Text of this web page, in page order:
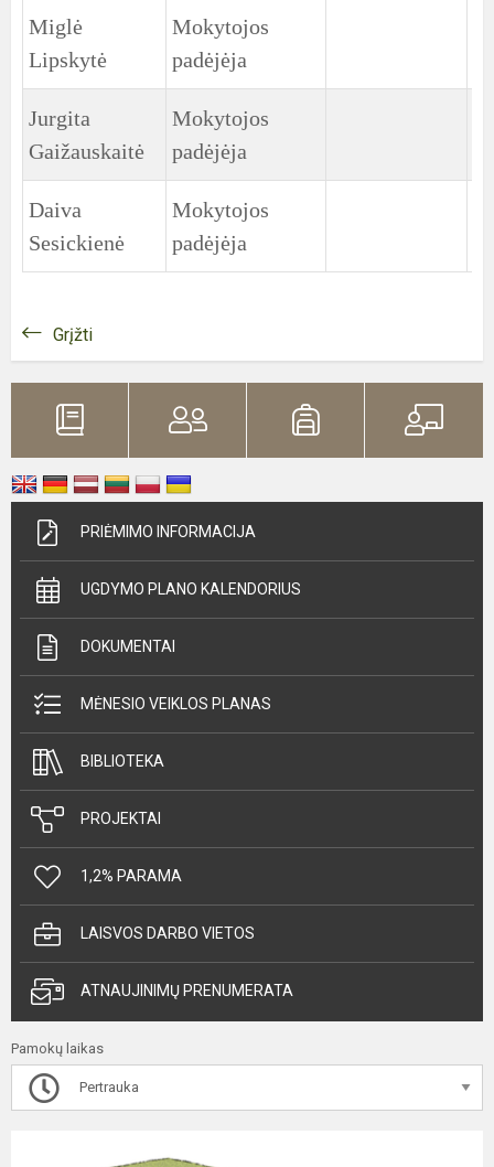
Miglė
Lipskytė
Mokytojos
padėjėja
Jurgita
Gaižauskaitė
Mokytojos
padėjėja
Daiva
Sesickienė
Mokytojos
padėjėja
Grįžti
PRIĖMIMO INFORMACIJA
UGDYMO PLANO KALENDORIUS
DOKUMENTAI
MĖNESIO VEIKLOS PLANAS
BIBLIOTEKA
PROJEKTAI
1,2% PARAMA
LAISVOS DARBO VIETOS
ATNAUJINIMŲ PRENUMERATA
Pamokų laikas
Pertrauka